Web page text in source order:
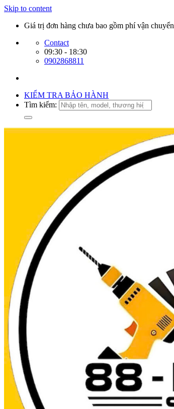
Skip to content
Giá trị đơn hàng chưa bao gồm phí vận chuyển
Contact
09:30 - 18:30
0902868811
KIỂM TRA BẢO HÀNH
Tìm kiếm: